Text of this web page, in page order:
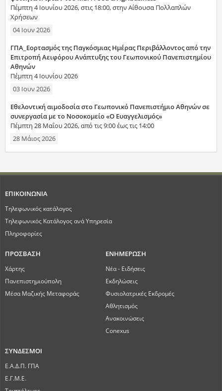
Πέμπτη 4 Ιουνίου 2026, στις 18:00, στην Αίθουσα Πολλαπλών
Χρήσεων
04 Ιουν 2026
ΓΠΑ_Εορτασμός της Παγκόσμιας Ημέρας Περιβάλλοντος από την
Επιτροπή Αειφόρου Ανάπτυξης του Γεωπονικού Πανεπιστημίου
Αθηνών
Πέμπτη 4 Ιουνίου 2026
03 Ιουν 2026
Εθελοντική αιμοδοσία στο Γεωπονικό Πανεπιστήμιο Αθηνών σε
συνεργασία με το Νοσοκομείο «Ο Ευαγγελισμός»
Πέμπτη 28 Μαΐου 2026, από τις 9:00 έως τις 14:00
28 Μάιος 2026
ΕΠΙΚΟΙΝΩΝΙΑ
Τηλεφωνικός κατάλογος
Τηλεφωνικός Κατάλογος ανά Υπηρεσία
Πληροφορίες
ΠΡΟΣΒΑΣΗ
Χάρτης
Πανεπιστημιούπολη
Μέσα Μαζικής Μεταφοράς
ΕΝΗΜΕΡΩΣΗ
Νέα - Ειδήσεις
Εκδηλώσεις
Φυσιολατρικές Εκδρομές
Αθλητισμός
Ανακοινώσεις
Conexus
ΣΥΝΔΕΣΜΟΙ
Ε.Α.Δ.Π. ΓΠΑ
Ε.Γ.Μ.Ε.